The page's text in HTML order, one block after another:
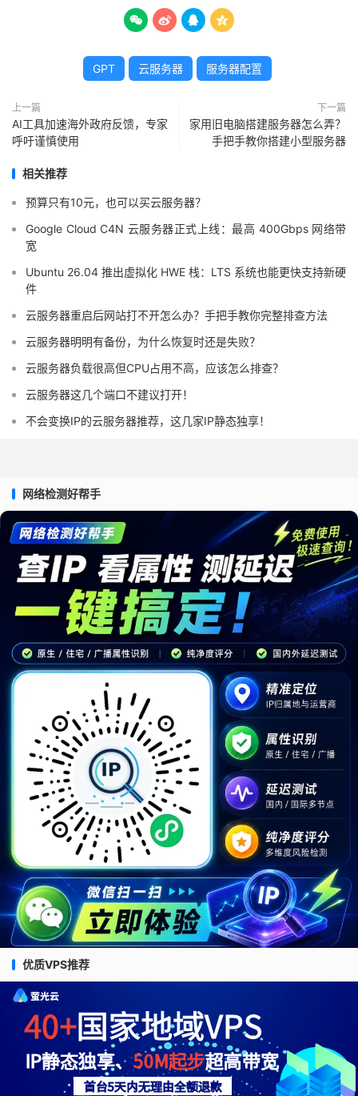
   
GPT 云服务器 服务器配置
上一篇
AI工具加速海外政府反馈，专家
呼吁谨慎使用
下一篇
家用旧电脑搭建服务器怎么弄？
手把手教你搭建小型服务器
相关推荐
预算只有10元，也可以买云服务器？
Google Cloud C4N 云服务器正式上线：最高 400Gbps 网络带
宽
Ubuntu 26.04 推出虚拟化 HWE 栈：LTS 系统也能更快支持新硬
件
云服务器重启后网站打不开怎么办？手把手教你完整排查方法
云服务器明明有备份，为什么恢复时还是失败？
云服务器负载很高但CPU占用不高，应该怎么排查？
云服务器这几个端口不建议打开！
不会变换IP的云服务器推荐，这几家IP静态独享！
网络检测好帮手
优质VPS推荐